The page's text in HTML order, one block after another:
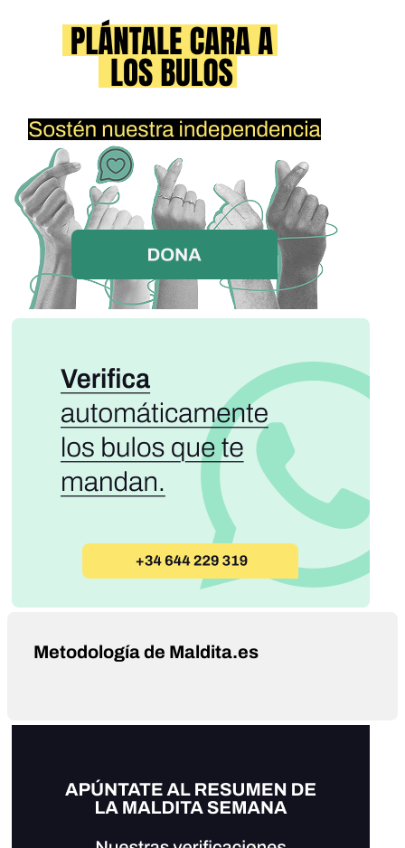
Metodología de Maldita.es